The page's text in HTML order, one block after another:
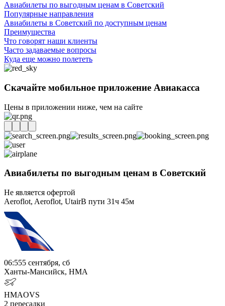
Авиабилеты по выгодным ценам в Советский
Популярные направления
Авиабилеты в Советский по доступным ценам
Преимущества
Что говорят наши клиенты
Часто задаваемые вопросы
Куда еще можно полететь
Скачайте мобильное приложение Авиакасса
Цены в приложении ниже, чем на сайте
Авиабилеты по выгодным ценам в Советский
Не является офертой
Aeroflot, Aeroflot, UtairВ пути 31ч 45м
06:555 сентября, сб
Ханты-Мансийск, HMA
HMAOVS
2 пересадки